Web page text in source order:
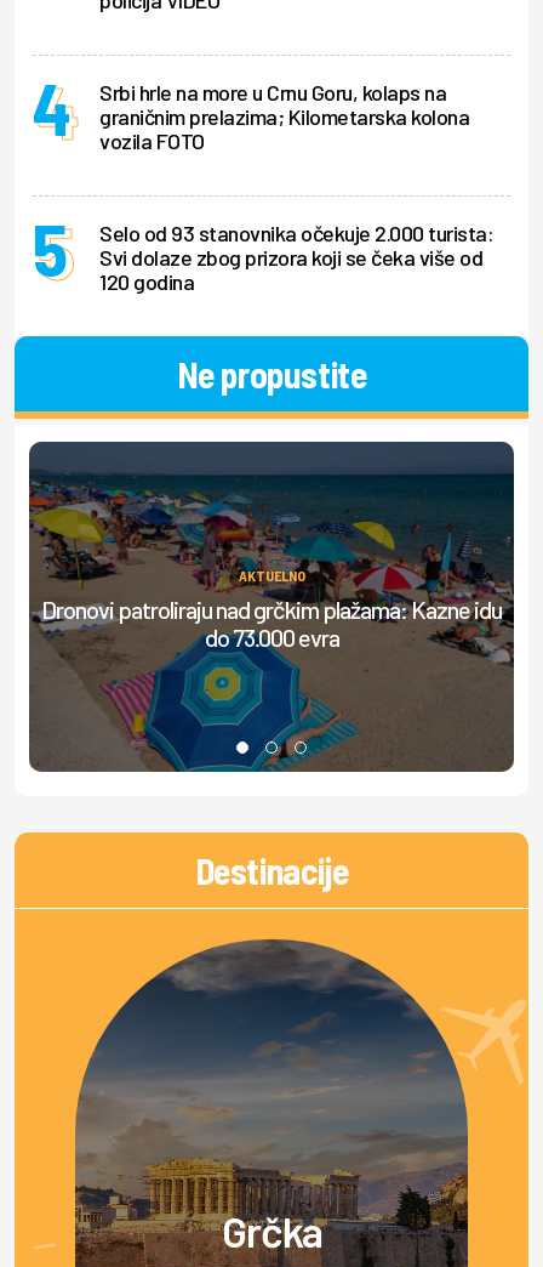
Srbi hrle na more u Crnu Goru, kolaps na
graničnim prelazima; Kilometarska kolona
vozila FOTO
Selo od 93 stanovnika očekuje 2.000 turista:
Svi dolaze zbog prizora koji se čeka više od
120 godina
Ne propustite
AKTUELNO
Dronovi patroliraju nad grčkim plažama: Kazne idu
do 73.000 evra
Destinacije
Grčka